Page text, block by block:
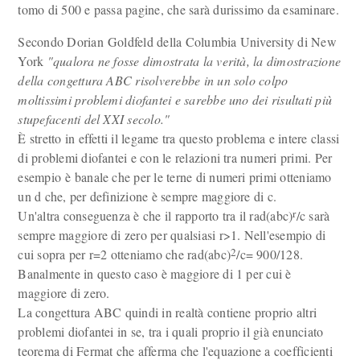
tomo di 500 e passa pagine, che sarà durissimo da esaminare.
Secondo Dorian Goldfeld della Columbia University di New
York "qualora ne fosse dimostrata la verità, la dimostrazione
della congettura ABC risolverebbe in un solo colpo
moltissimi problemi diofantei e sarebbe uno dei risultati più
stupefacenti del XXI secolo."
È stretto in effetti il legame tra questo problema e intere classi
di problemi diofantei e con le relazioni tra numeri primi. Per
esempio è banale che per le terne di numeri primi otteniamo
un d che, per definizione è sempre maggiore di c.
Un'altra conseguenza è che il rapporto tra il rad(abc)r/c sarà
sempre maggiore di zero per qualsiasi r>1. Nell'esempio di
cui sopra per r=2 otteniamo che rad(abc)2/c= 900/128.
Banalmente in questo caso è maggiore di 1 per cui è
maggiore di zero.
La congettura ABC quindi in realtà contiene proprio altri
problemi diofantei in se, tra i quali proprio il già enunciato
teorema di Fermat che afferma che l'equazione a coefficienti